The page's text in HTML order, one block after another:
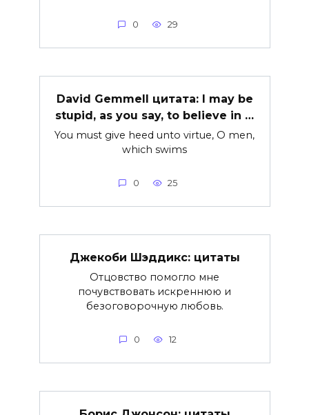
0 29
David Gemmell цитата: I may be
stupid, as you say, to believe in …
You must give heed unto virtue, O men,
which swims
0 25
Джекоби Шэддикс: цитаты
Отцовство помогло мне
почувствовать искреннюю и
безоговорочную любовь.
0 12